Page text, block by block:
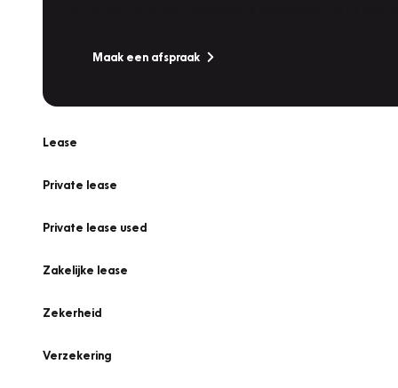
Maak een afspraak
Lease
Private lease
Private lease used
Zakelijke lease
Zekerheid
Verzekering